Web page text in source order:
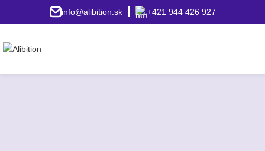
info@alibition.sk +421 944 426 927